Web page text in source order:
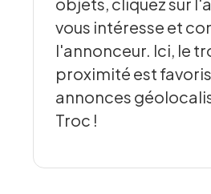
vous intéresse et
l'annonceur. Ici, le
proximité est
annonces
Troc !